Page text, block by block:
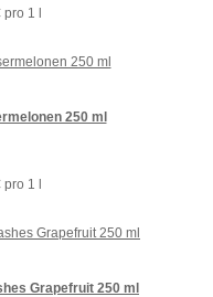
1 l
250 ml
1 l
Grapefruit 250 ml